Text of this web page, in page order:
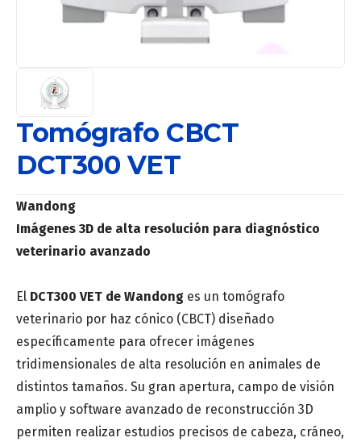
Tomógrafo CBCT
DCT300 VET
Wandong
Imágenes 3D de alta resolución para diagnóstico
veterinario avanzado
El DCT300 VET de Wandong es un tomógrafo
veterinario por haz cónico (CBCT) diseñado
específicamente para ofrecer imágenes
tridimensionales de alta resolución en animales de
distintos tamaños. Su gran apertura, campo de visión
amplio y software avanzado de reconstrucción 3D
permiten realizar estudios precisos de cabeza, cráneo,